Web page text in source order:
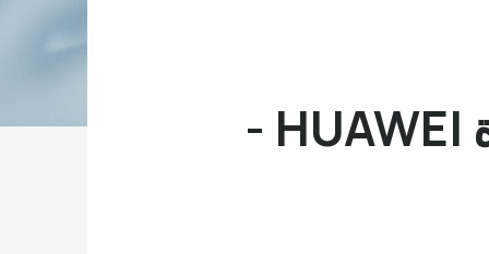
كيفية تحميل تطبيق Netflix على أجهزة HUAWEI -